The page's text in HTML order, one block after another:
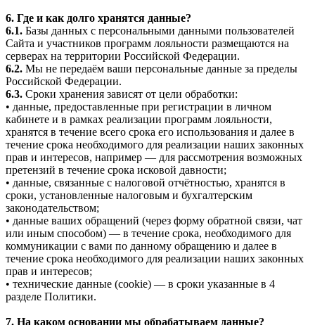
6. Где и как долго хранятся данные?
6.1. Базы данных с персональными данными пользователей
Сайта и участников программ лояльности размещаются на
серверах на территории Российской Федерации.
6.2. Мы не передаём ваши персональные данные за пределы
Российской Федерации.
6.3. Сроки хранения зависят от цели обработки:
• данные, предоставленные при регистрации в личном
кабинете и в рамках реализации программ лояльности,
хранятся в течение всего срока его использования и далее в
течение срока необходимого для реализации наших законных
прав и интересов, например — для рассмотрения возможных
претензий в течение срока исковой давности;
• данные, связанные с налоговой отчётностью, хранятся в
сроки, установленные налоговым и бухгалтерским
законодательством;
• данные ваших обращений (через форму обратной связи, чат
или иным способом) — в течение срока, необходимого для
коммуникации с вами по данному обращению и далее в
течение срока необходимого для реализации наших законных
прав и интересов;
• технические данные (cookie) — в сроки указанные в 4
разделе Политики.
7. На каком основании мы обрабатываем данные?